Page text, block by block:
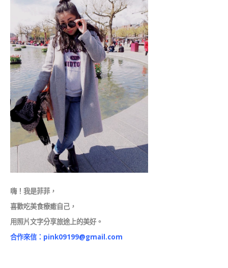
嗨！我是菲菲，
喜歡吃美食療癒自己，
用照片文字分享旅途上的美好。
合作來信： pink09199@gmail.com